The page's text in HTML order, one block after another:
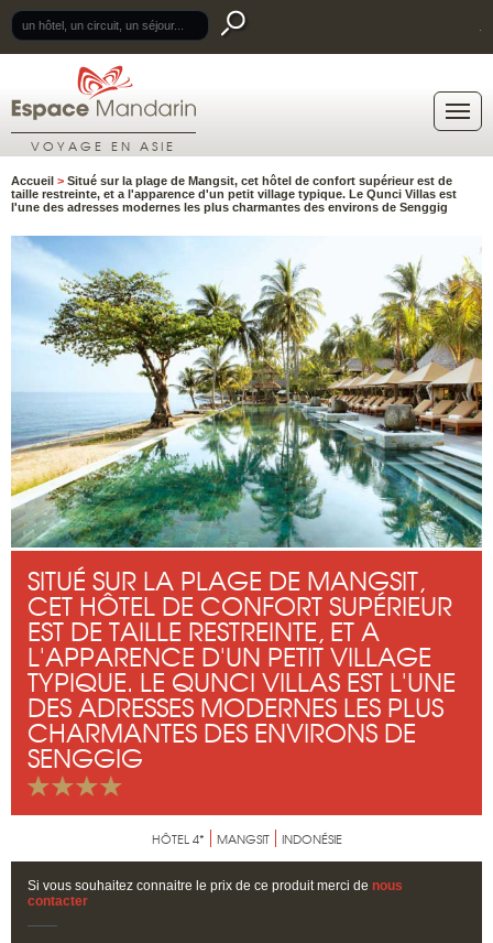
VOYAGE EN ASIE
Accueil > Situé sur la plage de Mangsit, cet hôtel de confort supérieur est de
taille restreinte, et a l'apparence d'un petit village typique. Le Qunci Villas est
l'une des adresses modernes les plus charmantes des environs de Senggig
SITUÉ SUR LA PLAGE DE MANGSIT,
CET HÔTEL DE CONFORT SUPÉRIEUR
EST DE TAILLE RESTREINTE, ET A
L'APPARENCE D'UN PETIT VILLAGE
TYPIQUE. LE QUNCI VILLAS EST L'UNE
DES ADRESSES MODERNES LES PLUS
CHARMANTES DES ENVIRONS DE
SENGGIG
HÔTEL 4* MANGSIT INDONÉSIE
Si vous souhaitez connaitre le prix de ce produit merci de nous
contacter